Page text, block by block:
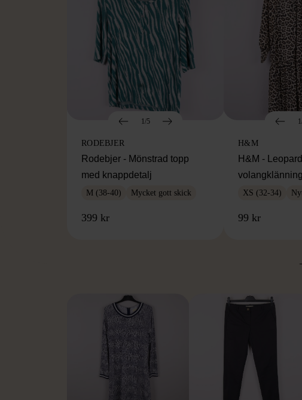
1/5
RODEBJER
Rodebjer - Mönstrad topp
med knappdetalj
M (38-40) Mycket gott skick
399 kr
H&M
H&M -
volangklänning
XS (32-34)
99 kr